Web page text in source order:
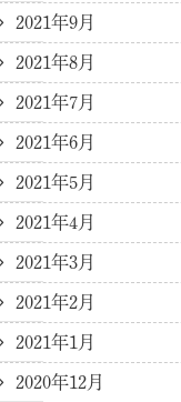
2021年9月
2021年8月
2021年7月
2021年6月
2021年5月
2021年4月
2021年3月
2021年2月
2021年1月
2020年12月